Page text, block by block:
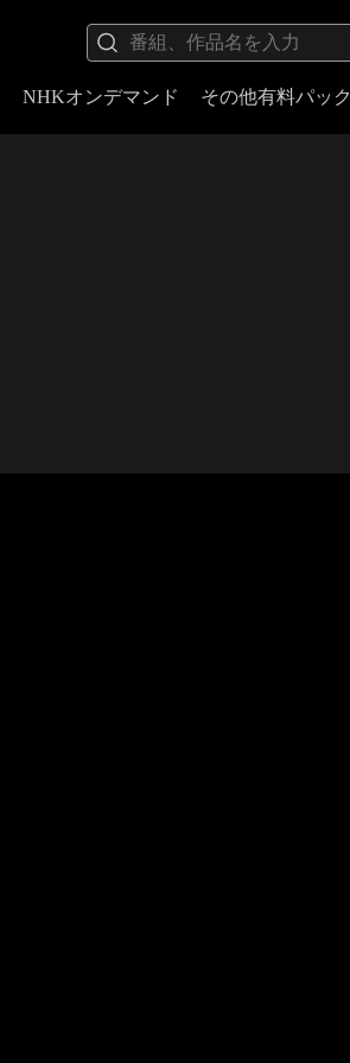
NHKオンデマンド その他有料パック